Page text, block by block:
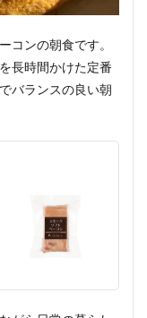
コンの朝食です。
長時間かけた定番
バランスの良い朝